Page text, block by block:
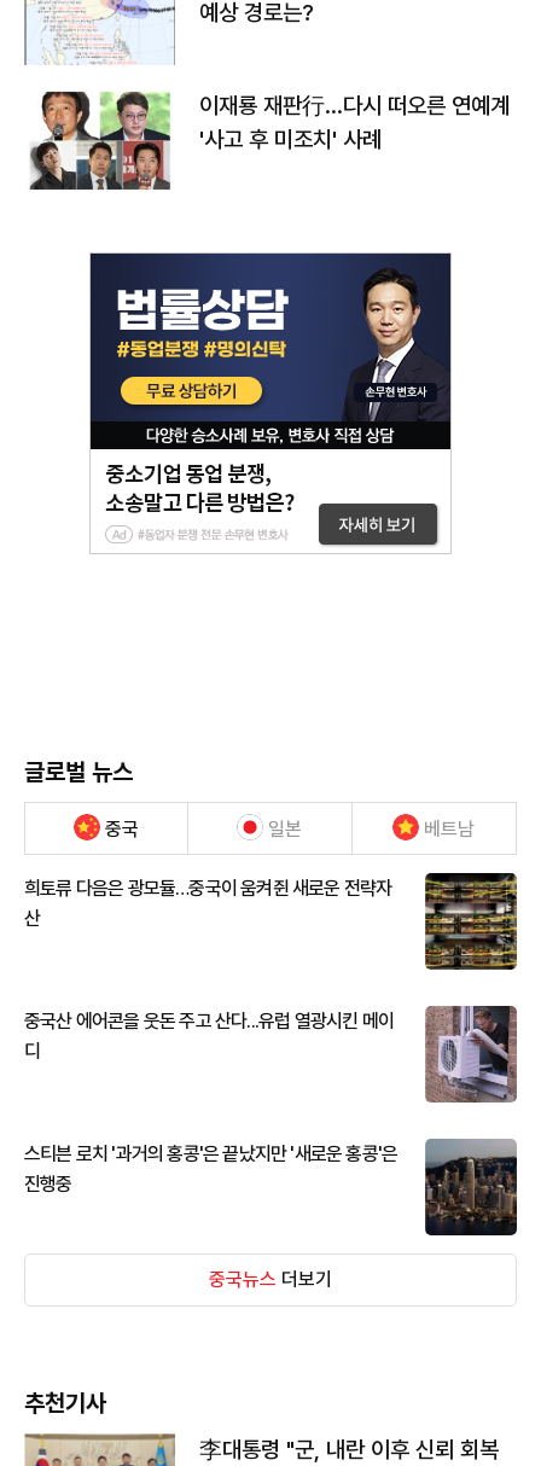
예상 경로는?
이재룡 재판行…다시 떠오른 연예계
'사고 후 미조치' 사례
글로벌 뉴스
중국 일본 베트남
희토류 다음은 광모듈…중국이 움켜쥔 새로운 전략자
산
중국산 에어콘을 웃돈 주고 산다...유럽 열광시킨 메이
디
스티븐 로치 '과거의 홍콩'은 끝났지만 '새로운 홍콩'은
진행중
중국뉴스 더보기
추천기사
李대통령 "군, 내란 이후 신뢰 회복